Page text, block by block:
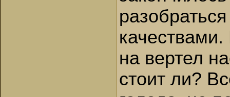
на вертел
стоит ли?